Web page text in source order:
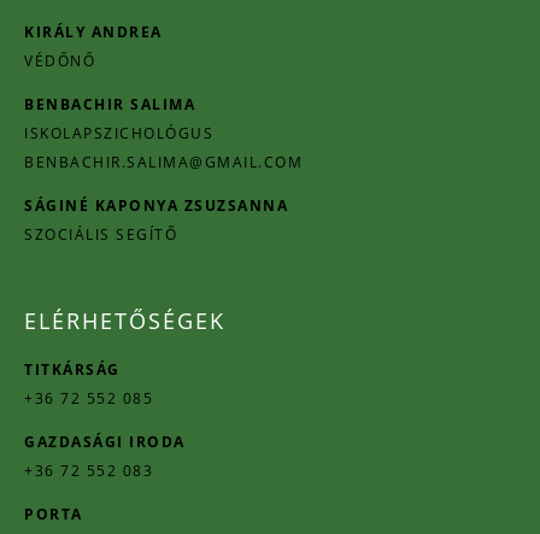
KIRÁLY ANDREA
VÉDŐNŐ
BENBACHIR SALIMA
ISKOLAPSZICHOLÓGUS
BENBACHIR.SALIMA@GMAIL.COM
SÁGINÉ KAPONYA ZSUZSANNA
SZOCIÁLIS SEGÍTŐ
ELÉRHETŐSÉGEK
TITKÁRSÁG
+36 72 552 085
GAZDASÁGI IRODA
+36 72 552 083
PORTA